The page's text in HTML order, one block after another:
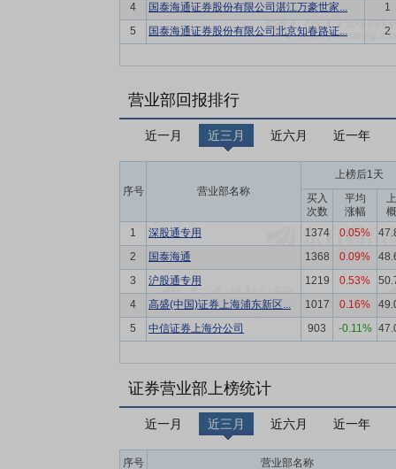
4 国泰海通证券股份有限公司湛江万豪世家...
1
5
国泰海通证券股份有限公司北京知春路证... 2
营业部回报排行
近一月 近三月 近六月 近一年
序号 营业部名称
上榜后1天
买入
次数
平均
涨幅
1
深股通专用 1374 0.05%
2
国泰海通 1368 0.09%
3
沪股通专用 1219 0.53%
4
高盛(中国)证券上海浦东新区... 1017 0.16%
5
中信证券上海分公司 903 -0.11%
证券营业部上榜统计
近一月 近三月 近六月 近一年
序号 营业部名称